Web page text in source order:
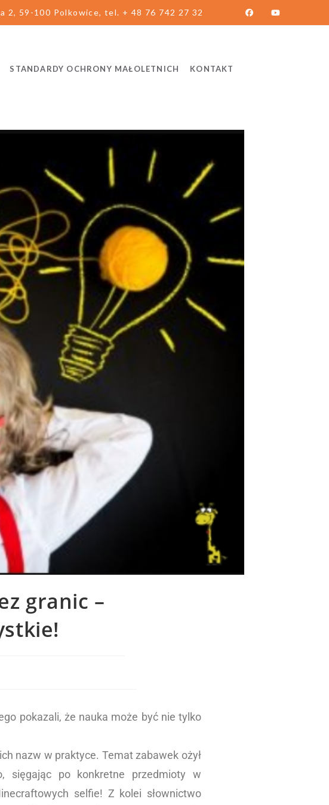
2, 59-100 Polkowice, tel. + 48 76 742 27 32
STANDARDY OCHRONY MAŁOLETNICH KONTAKT
granic –
pokazali, że nauka może być nie tylko
nazw w praktyce. Temat zabawek ożył
sięgając po konkretne przedmioty w
selfie! Z kolei słownictwo